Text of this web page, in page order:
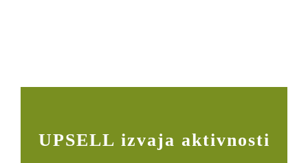
PROJEKTI
UPSELL izvaja aktivnosti